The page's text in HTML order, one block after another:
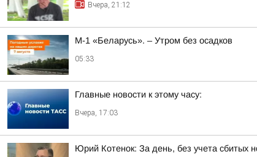
Вчера, 21:12
М-1 «Беларусь». – Утром без осадков
05:33
Главные новости к этому часу:
Вчера, 17:03
Юрий Котенок: За день, без учета сбитых